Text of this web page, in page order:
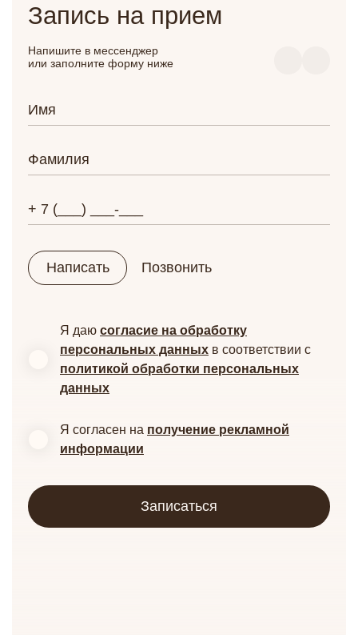
Запись на прием
Напишите в мессенджер
или заполните форму ниже
Написать Позвонить
Я даю согласие на обработку
персональных данных в соответствии с
политикой обработки персональных
данных
Я согласен на получение рекламной
информации